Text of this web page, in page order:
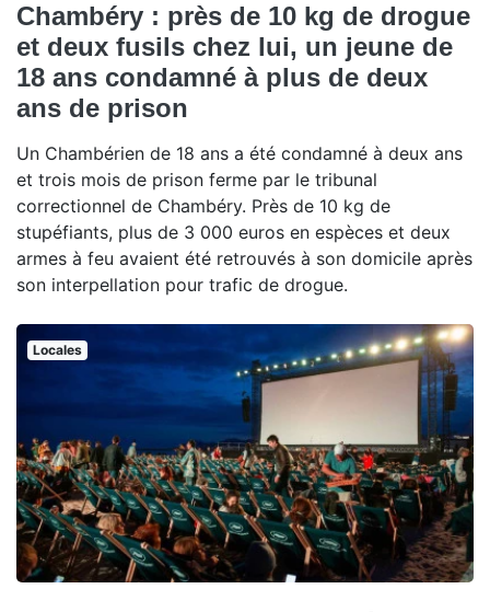
Chambéry : près de 10 kg de drogue
et deux fusils chez lui, un jeune de
18 ans condamné à plus de deux
ans de prison
Un Chambérien de 18 ans a été condamné à deux ans
et trois mois de prison ferme par le tribunal
correctionnel de Chambéry. Près de 10 kg de
stupéfiants, plus de 3 000 euros en espèces et deux
armes à feu avaient été retrouvés à son domicile après
son interpellation pour trafic de drogue.
Locales